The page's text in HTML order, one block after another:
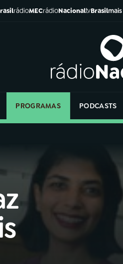
rádioMECrádioNacionaltvBrasilmais
PROGRAMAS PODCASTS